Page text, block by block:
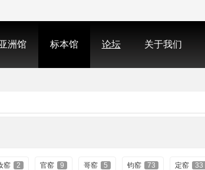
洲馆 标本馆 论坛 关于我们
窑 2 官窑 9 哥窑 5 钧窑 73 定窑 33